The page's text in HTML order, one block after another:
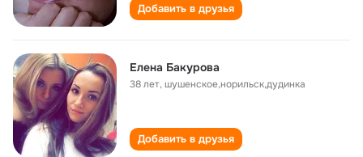
Добавить в друзья
Елена Бакурова
38 лет,шушенское,норильск,дудинка
Добавить в друзья